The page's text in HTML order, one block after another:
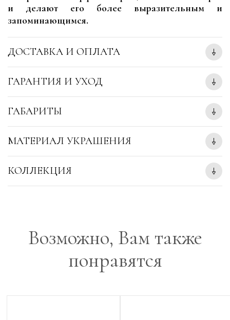
и делают его более выразительным и
запоминающимся.
ДОСТАВКА И ОПЛАТА
ГАРАНТИЯ И УХОД
ГАБАРИТЫ
МАТЕРИАЛ УКРАШЕНИЯ
КОЛЛЕКЦИЯ
Возможно, Вам также
понравятся